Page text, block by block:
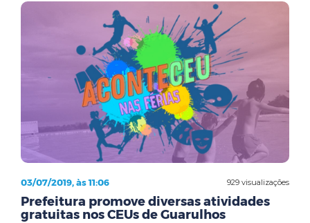
929 visualizações
03/07/2019, às 11:06
Prefeitura promove diversas atividades
gratuitas nos CEUs de Guarulhos